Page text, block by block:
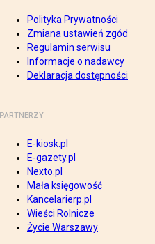
Polityka Prywatności
Zmiana ustawień zgód
Regulamin serwisu
Informacje o nadawcy
Deklaracja dostępności
PARTNERZY
E-kiosk.pl
E-gazety.pl
Nexto.pl
Mała księgowość
Kancelarierp.pl
Wieści Rolnicze
Życie Warszawy